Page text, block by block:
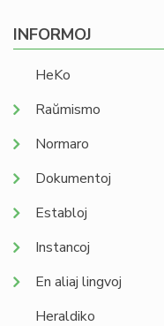
INFORMOJ
HeKo
Raŭmismo
Normaro
Dokumentoj
Establoj
Instancoj
En aliaj lingvoj
Heraldiko